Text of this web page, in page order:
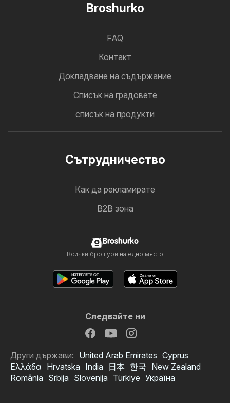
Broshurko
FAQ
Контакт
Докладване на съдържание
Cписък на градовете
списък на продукти
Cътрудничество
Как да рекламирате
B2B зона
Broshurko
Всички брошури на едно място
Следвайте ни
Други държави: United Arab Emirates Cyprus
Ελλάδα Hrvatska India 日本 한국 New Zealand
România Srbija Slovenija Türkiye Україна